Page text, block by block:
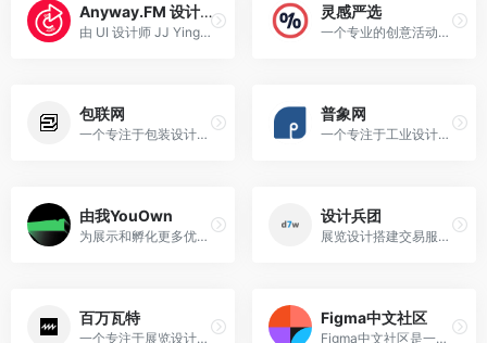
Anyway.FM 设计杂谈
由 UI 设计师 JJ Ying 和 Leon Gao 主播的设计杂谈播客，曾入选 2015 年 Apple 年度最佳 Podcast 榜单
灵感严选
一个专业的创意活动策划方案库网站
包联网
一个专注于包装设计与品牌成长的平台
普象网
一个专注于工业设计的国内领先平台
由我YouOwn
为展示和孵化更多优秀设计作品而生的视觉创意平台
设计兵团
展览设计搭建交易服务平台
百万瓦特
一个专注于展览设计与会展创意设计的社区平台
Figma中文社区
Figma中文社区是一个专门为国内设计师提供Figma相关资源、教程和工具的平台，旨在帮助中文用户更好地使用和学习Figma这款强大的UI/UX设计工具。